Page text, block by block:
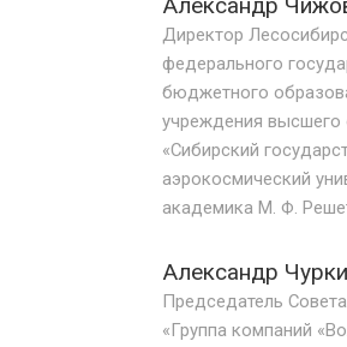
ЦИФРОВАЯ СРЕДА
БИОЭНЕРГЕТИКА
ЛЕСОВОССТАНОВЛЕНИЕ И ЗАЩИТА
ПРОИЗВОДСТВО ДРЕВЕСНЫХ ПЛИТ
КОМПЛЕКСНАЯ ПЕРЕРАБОТКА
ТЕМАТИЧЕСКИЕ ПРОЕКТЫ
Директор
федерального
бюджетного
учреждения высшего
«Сибирский
аэрокосмический
академика М. Ф.
Александр
Председатель
«Группа компаний